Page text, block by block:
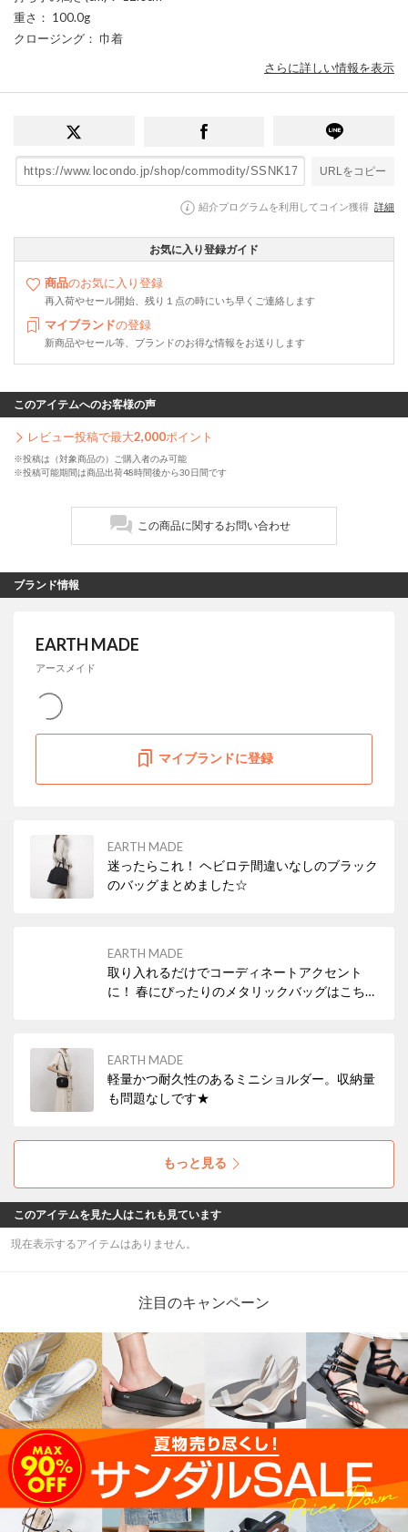
重さ ： 100.0g
クロージング ： 巾着
さらに詳しい情報を表示
URLをコピー
紹介プログラムを利用してコイン獲得 詳細
お気に入り登録ガイド
商品のお気に入り登録
再入荷やセール開始、残り１点の時にいち早くご連絡します
マイブランドの登録
新商品やセール等、ブランドのお得な情報をお送りします
このアイテムへのお客様の声
レビュー投稿で最大2,000ポイント
※投稿は（対象商品の）ご購入者のみ可能
※投稿可能期間は商品出荷48時間後から30日間です
この商品に関するお問い合わせ
ブランド情報
EARTH MADE
アースメイド
マイブランドに登録
EARTH MADE
迷ったらこれ！ ヘビロテ間違いなしのブラック
のバッグまとめました☆
EARTH MADE
取り入れるだけでコーディネートアクセント
に！ 春にぴったりのメタリックバッグはこちら
EARTH MADE
軽量かつ耐久性のあるミニショルダー。収納量
も問題なしです★
もっと見る
このアイテムを見た人はこれも見ています
現在表示するアイテムはありません。
注目のキャンペーン